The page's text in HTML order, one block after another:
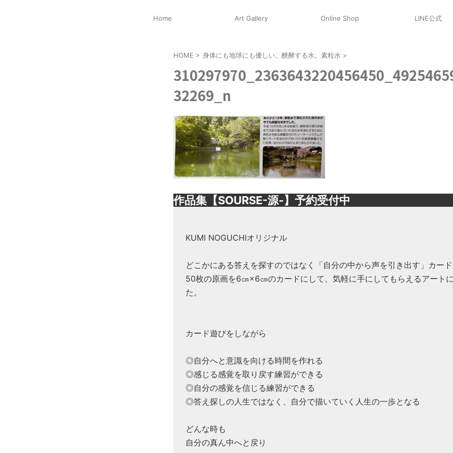
Home Art Gallery Online Shop LINE公式
HOME > 身体にも地球にも優しい。醗酵する水。素粒水 >
32269_n
作品集【SOURSE-源-】予約受付中
KUMI NOGUCHIオリジナル
どこかにある答えを探すのではなく「自分の中から声を引き出す」カード
50枚の原画を6㎝×6㎝のカードにして、気軽に手にしてもらえるアート
た。
カード遊びをしながら
◎自分へと意識を向ける時間を作れる
◎感じる感覚を取り戻す練習ができる
◎自分の感覚を信じる練習ができる
◎答え探しの人生ではなく、自分で描いていく人生の一歩となる
どんな時も
自分の真ん中へと戻り